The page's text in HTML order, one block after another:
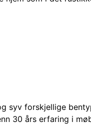
syv forskjellige
30 års erfaring i